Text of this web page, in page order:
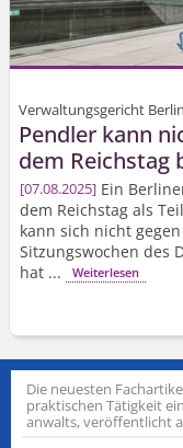
Verwaltungsgericht Berlin
Pendler kann
dem Reichstag
07.08.2025 Ein
dem Reichstag als
kann sich nicht
Sitzungswochen des
hat ...
Weiterlesen
Die neuesten
praktischen Tätigkeit
anwalts, veröffentlicht